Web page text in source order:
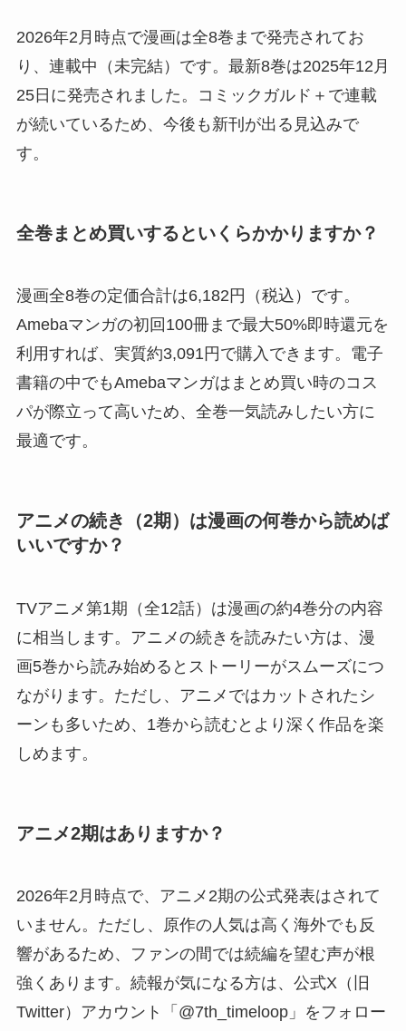
2026年2月時点で漫画は全8巻まで発売されてお
り、連載中（未完結）です。最新8巻は2025年12月
25日に発売されました。コミックガルド＋で連載
が続いているため、今後も新刊が出る見込みで
す。
全巻まとめ買いするといくらかかりますか？
漫画全8巻の定価合計は6,182円（税込）です。
Amebaマンガの初回100冊まで最大50%即時還元を
利用すれば、実質約3,091円で購入できます。電子
書籍の中でもAmebaマンガはまとめ買い時のコス
パが際立って高いため、全巻一気読みしたい方に
最適です。
アニメの続き（2期）は漫画の何巻から読めば
いいですか？
TVアニメ第1期（全12話）は漫画の約4巻分の内容
に相当します。アニメの続きを読みたい方は、漫
画5巻から読み始めるとストーリーがスムーズにつ
ながります。ただし、アニメではカットされたシ
ーンも多いため、1巻から読むとより深く作品を楽
しめます。
アニメ2期はありますか？
2026年2月時点で、アニメ2期の公式発表はされて
いません。ただし、原作の人気は高く海外でも反
響があるため、ファンの間では続編を望む声が根
強くあります。続報が気になる方は、公式X（旧
Twitter）アカウント「@7th_timeloop」をフォロー